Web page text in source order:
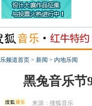
频道首页 > 新闻 > 内地乐闻
黑兔音乐节
来源：搜狐音乐